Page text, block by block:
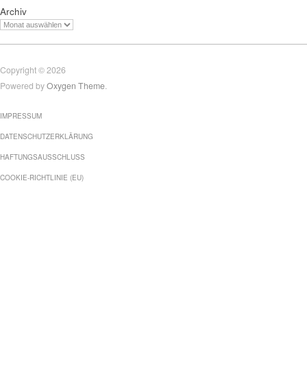
Archiv
Copyright © 2026
Powered byOxygen Theme.
IMPRESSUM
DATENSCHUTZERKLÄRUNG
HAFTUNGSAUSSCHLUSS
COOKIE-RICHTLINIE (EU)